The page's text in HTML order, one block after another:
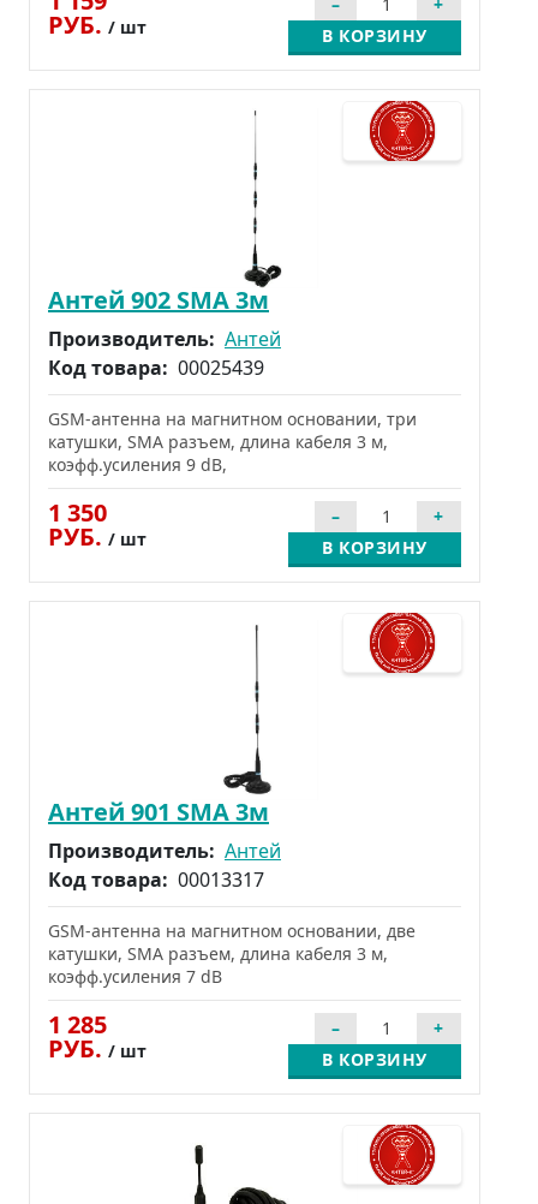
РУБ. / шт В КОРЗИНУ
Антей 902 SMA 3м
Производитель: Антей
Код товара: 00025439
GSM-антенна на магнитном основании, три
катушки, SMA разъем, длина кабеля 3 м,
коэфф.усиления 9 dB,
1 350
РУБ. / шт В КОРЗИНУ
Антей 901 SMA 3м
Производитель: Антей
Код товара: 00013317
GSM-антенна на магнитном основании, две
катушки, SMA разъем, длина кабеля 3 м,
коэфф.усиления 7 dB
1 285
РУБ. / шт В КОРЗИНУ